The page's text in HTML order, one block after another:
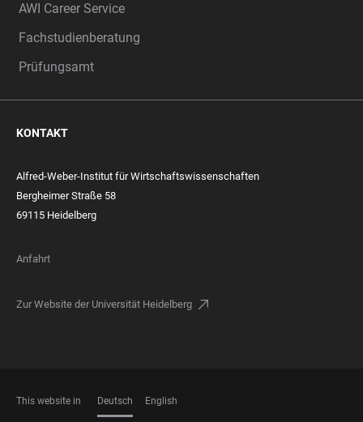
AWI Career Service
Fachstudienberatung
Prüfungsamt
KONTAKT
Alfred-Weber-Institut für Wirtschaftswissenschaften
Bergheimer Straße 58
69115 Heidelberg
Anfahrt
Zur Website der Universität Heidelberg
This website in Deutsch English